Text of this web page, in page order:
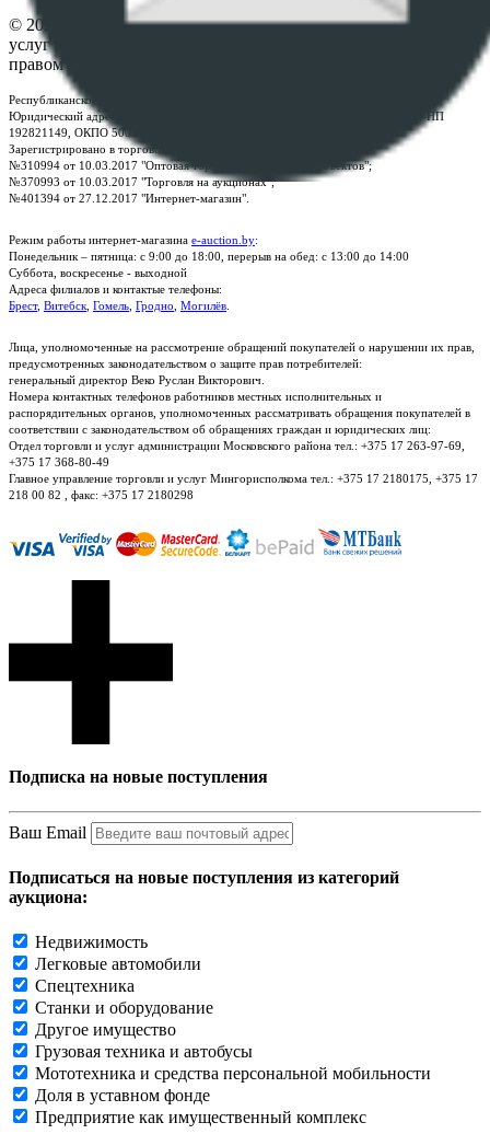
© 2026 Республиканское унитарное предприятие по оказанию
услуг "БелЮрОбеспечение" - Все права защищены авторским
правом
Республиканское унитарное предприятие по оказанию услуг "БелЮрОбеспечение"
Юридический адрес: г. Минск, пр-т. Дзержинского, 1Б, e-mail:
, УНП
192821149, ОКПО 500111895000
Зарегистрировано в торговом реестре Республики Беларусь:
№310994 от 10.03.2017 "Оптовая торговля без торговых объектов";
№370993 от 10.03.2017 "Торговля на аукционах";
№401394 от 27.12.2017 "Интернет-магазин".
Режим работы интернет-магазина e-auction.by:
Понедельник – пятница: с 9:00 до 18:00, перерыв на обед: с 13:00 до 14:00
Суббота, воскресенье - выходной
Адреса филиалов и контактые телефоны:
Брест, Витебск Гомель Гродно Могилёв
Лица, уполномоченные на рассмотрение обращений покупателей о нарушении их прав,
предусмотренных законодательством о защите прав потребителей:
генеральный директор Веко Руслан Викторович.
Номера контактных телефонов работников местных исполнительных и
распорядительных органов, уполномоченных рассматривать обращения покупателей в
соответствии с законодательством об обращениях граждан и юридических лиц:
Отдел торговли и услуг администрации Московского района тел.: +375 17 263-97-69,
+375 17 368-80-49
Главное управление торговли и услуг Мингорисполкома тел.: +375 17 2180175, +375 17
218 00 82 , факс: +375 17 2180298
Подписка на новые поступления
Ваш Email
Подписаться на новые поступления из категорий
аукциона:
Недвижимость
Легковые автомобили
Спецтехника
Станки и оборудование
Другое имущество
Грузовая техника и автобусы
Мототехника и средства персональной мобильности
Доля в уставном фонде
Предприятие как имущественный комплекс